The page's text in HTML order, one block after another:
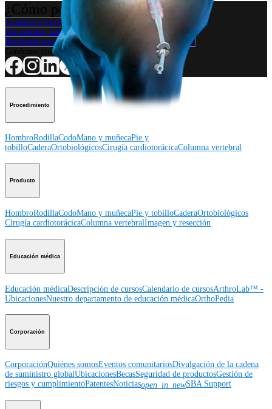
¿Cómo podemos ayudarlo?
Contacte a un representante
Ver eventos, laboratorios y oportunidades educativas
Regístrese para recibir: ¿Qué hay de nuevo en Arthrex?
Conéctese con nosotros
Procedimiento
HombroRodillaCodoMano y muñecaPie y
tobilloCaderaOrtobiológicosCirugía cardiotorácicaColumna vertebral
Producto
HombroRodillaCodoMano y muñecaPie y tobilloCaderaOrtobiológicos
Cirugía cardiotorácicaColumna vertebralImagen y resección
Educación médica
Educación médicaDescripción de cursosCalendario de cursosArthroLab™ -
UbicacionesNuestro departamento de educación médicaOrthoPedia
Corporación
CorporaciónQuiénes somosEventos comunitariosDivulgación de la cadena
de suministro globalUbicacionesBecasSeguridad de productosGestión de
riesgos y cumplimientoPatentesNoticiasopen_in_newSBA Support